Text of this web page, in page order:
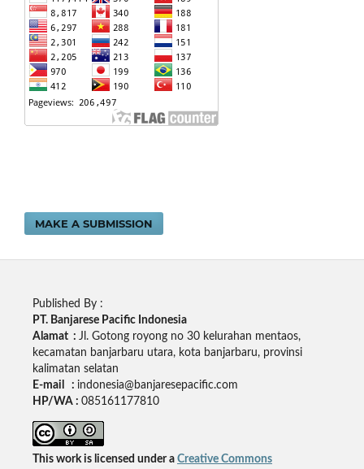
MAKE A SUBMISSION
Published By :
PT. Banjarese Pacific Indonesia
Alamat : Jl. Gotong royong no 30 kelurahan mentaos,
kecamatan banjarbaru utara, kota banjarbaru, provinsi
kalimatan selatan
E-mail : indonesia@banjaresepacific.com
HP/WA : 085161177810
This work is licensed under a Creative Commons